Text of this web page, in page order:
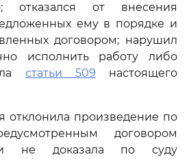
отказался от внесения
ему в порядке и
договором; нарушил
исполнить работу либо
статьи 509 настоящего
отклонила произведение по
договором
доказала по суду